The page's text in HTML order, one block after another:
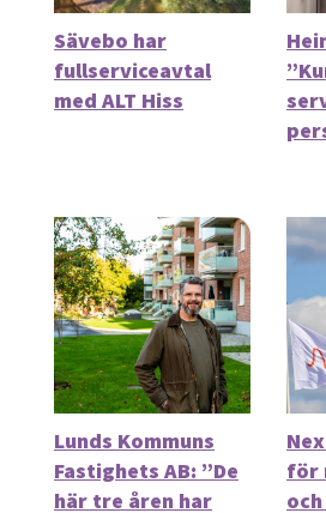
Sävebo har
fullserviceavtal
med ALT Hiss
Lunds Kommuns
Fastighets AB: ”De
här tre åren har
för